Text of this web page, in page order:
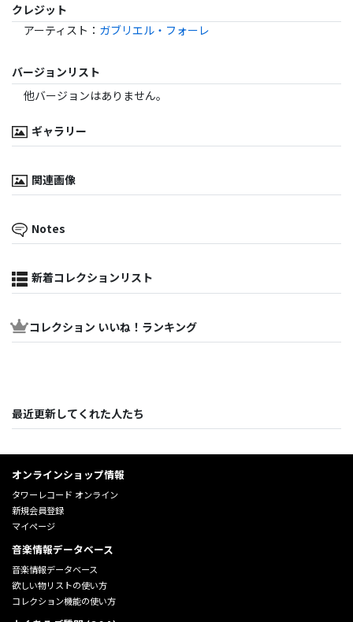
クレジット
アーティスト ： ガブリエル・フォーレ
バージョンリスト
他バージョンはありません。
ギャラリー
関連画像
Notes
新着コレクションリスト
コレクション いいね！ランキング
最近更新してくれた人たち
オンラインショップ情報
タワーレコード オンライン
新規会員登録
マイページ
音楽情報データベース
音楽情報データベース
欲しい物リストの使い方
コレクション機能の使い方